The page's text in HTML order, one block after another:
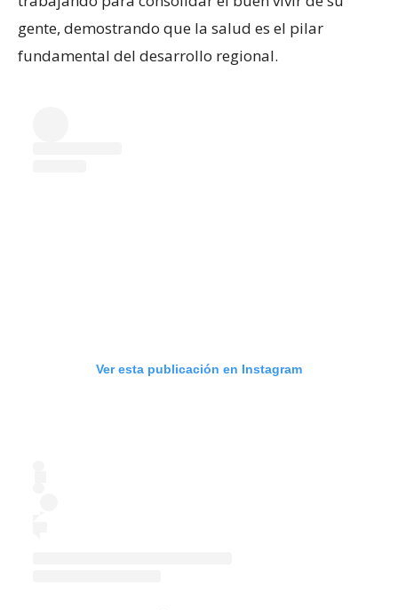
gente, demostrando que la salud es el pilar
fundamental del desarrollo regional.
Ver esta publicación en Instagram